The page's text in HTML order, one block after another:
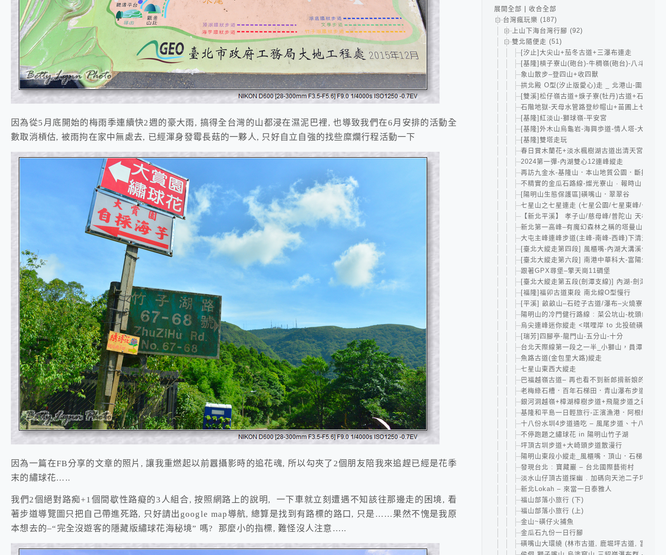
因為從5月底開始的梅雨季連續快2週的豪大雨, 搞得全台灣的山都浸在濕泥巴裡, 也導致我們在6月安排的活動全
數取消槓估, 被雨拘在家中無處去, 已經渾身發霉長菇的一夥人, 只好自立自強的找些糜爛行程活動一下
因為一篇在FB分享的文章的照片, 讓我重燃起以前囂攝影時的追花魂, 所以勾夾了2個朋友陪我來追趕已經是花季
末的繡球花…..
我們2個絕對路痴+1個間歇性路癡的3人組合, 按照網路上的說明, 一下車就立刻遭遇不知該往那邊走的困境, 看
著步道導覽圖只把自己帶進死路, 只好請出google map導航, 總算是找到有路標的路口, 只是……果然不愧是我原
本想去的–“完全沒遊客的隱藏版繡球花海秘境” 嗎? 那麼小的指標, 難怪沒人注意…..
展開全部
收合全部
台灣瘋玩樂 (187)
上山下海台灣行腳 (92)
雙北隨便走 (51)
[汐止]大尖山+茄冬古道+三瀑布連走
[基隆]槓子寮山(砲台)-牛稠嶺(砲台)-八斗子海
象山散步–登四山+收四獸
拱北殿 O型(汐止版愛心)走 _ 北港山-圍貓尖-
[雙溪]松仔嶺古道+焿子寮(牡丹)古道+石笋古道
石階地獄-天母水管路登紗帽山+苗圃上七星主峰
[基隆]紅淡山-獅球嶺-平安宮
[基隆]外木山烏龜岩-海興歩道-情人塔-大武崙
[基隆]雙塔走玩
春日賞木蘭花+淡水楓樹湖古道出清天宮
2024第一彈-內湖雙心12連峰縱走
再訪九金水-基隆山．本山地質公園．斷掉的象
不精實的金瓜石路線-燦光寮山 · 報時山 · 黃金
[陽明山生態保護區]磺嘴山．翠翠谷
七星山之七星連走 (七星公園/七星東峰/七星
【新北平溪】 孝子山/慈母峰/普陀山 天梯x3連
新北第一高峰–有魔幻森林之稱的塔曼山
大屯主峰連峰步道(主峰-南峰-西峰)下清天宮
[臺北大縱走第四段] 風櫃嘴-內湖大溝溪公園
[臺北大縱走第六段] 南港中華科大-富陽生態公
跟著GPX尋堡–擎天崗11碉堡
[臺北大縱走第五段(劍潭支線)] 內湖-劍潭+大
[福隆]福卯古道東段 南北線O型慢行
[平溪] 畝畝山–石硿子古道/瀑布–火燒寮石古井
陽明山的冷門健行路線 : 菜公坑山-枕頭山-十
烏尖連峰迷你縱走 <唭哩岸 to 北投硫磺谷>
[瑞芳]四腳亭-龍門山-五分山-十分
台北天際線第一段之一半_小獅山，員潭子坑
魚路古道(金包里大路)縱走
七星山東西大縱走
巴福越嶺古道– 再也看不到新郎揹新娘的泰雅
老梅綠石槽．百年石梯田．青山瀑布步道
銀河洞越嶺+樟湖樟樹步道+飛龍步道之新店木
基隆和平島一日輕旅行-正濱漁港．阿根納造船
十八份水圳4步道通吃 – 風尾步道、十八拐圳
不停跑題之繡球花 in 陽明山竹子湖
坪頂古圳步道+大崎頭步道散漫行
陽明山東段小縱走_風櫃嘴．頂山．石梯嶺．擎
發現台北 : 寶藏巖 – 台北國際藝術村
淡水山仔頂古道探幽 . 加碼向天池二子坪步道
新北Lokah – 來當一日泰雅人
福山部落小旅行 (下)
福山部落小旅行 (上)
金山~磺仔火捕魚
金瓜石九份一日行腳
磺嘴山大環繞 (林市古道, 鹿堀坪古道, 富士古